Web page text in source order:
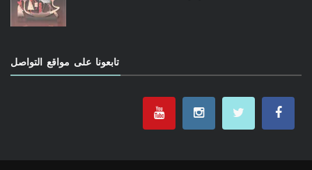
تابعونا على مواقع التواصل